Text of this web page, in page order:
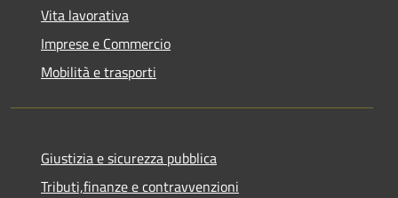
Vita lavorativa
Imprese e Commercio
Mobilità e trasporti
Giustizia e sicurezza pubblica
Tributi,finanze e contravvenzioni